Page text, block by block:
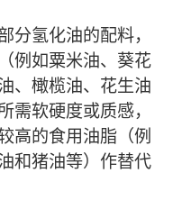
分氢化油的配料，
例如粟米油、葵花
、橄榄油、花生油
需软硬度或质感，
高的食用油脂（例
和猪油等）作替代